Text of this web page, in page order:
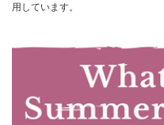
用しています。